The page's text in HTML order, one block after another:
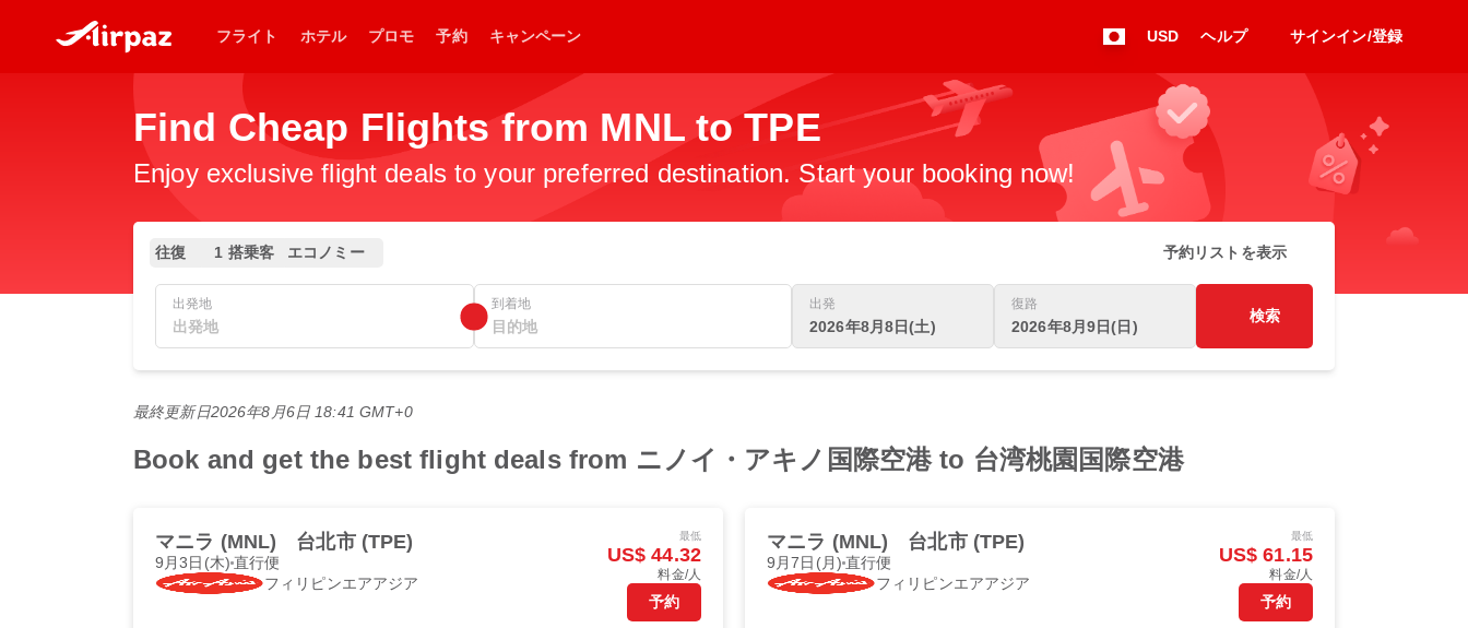
フライト ホテル プロモ 予約 キャンペーン USD ヘルプ サインイン/登録
Find Cheap Flights from MNL to TPE
Enjoy exclusive flight deals to your preferred destination. Start your booking now!
往復 1 搭乗客 エコノミー 予約リストを表示
出発地 到着地 出発
2026年8月8日(土)
復路
2026年8月9日(日)
検索
最終更新日2026年8月6日 18:41 GMT+0
Book and get the best flight deals from ニノイ・アキノ国際空港 to 台湾桃園国際空港
マニラ (MNL) 台北市 (TPE)
9月3日(木) 直行便
フィリピンエアアジア
最低
US$ 44.32
料金/人
予約
マニラ (MNL) 台北市 (TPE)
9月7日(月) 直行便
フィリピンエアアジア
最低
US$ 61.15
料金/人
予約